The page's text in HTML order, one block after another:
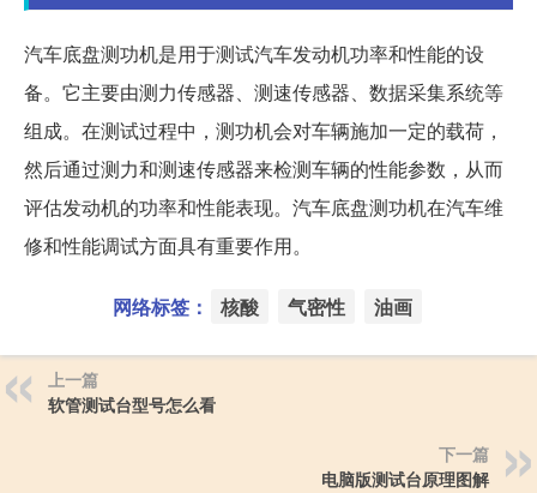
汽车底盘测功机是用于测试汽车发动机功率和性能的设
备。它主要由测力传感器、测速传感器、数据采集系统等
组成。在测试过程中，测功机会对车辆施加一定的载荷，
然后通过测力和测速传感器来检测车辆的性能参数，从而
评估发动机的功率和性能表现。汽车底盘测功机在汽车维
修和性能调试方面具有重要作用。
网络标签： 核酸 气密性 油画
上一篇
软管测试台型号怎么看
下一篇
电脑版测试台原理图解